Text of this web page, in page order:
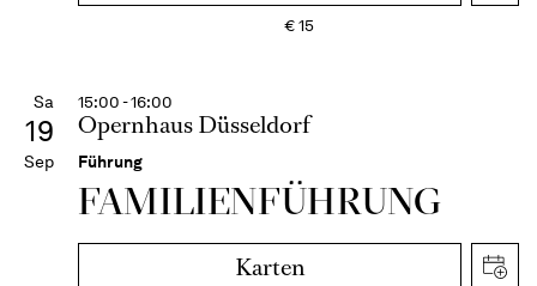
€15
Sa
19
Sep
15:00 - 16:00
Opernhaus Düsseldorf
Führung
FAMI­LIEN­FÜH­RUNG
Karten